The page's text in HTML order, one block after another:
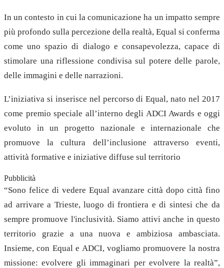
In un contesto in cui la comunicazione ha un impatto sempre
più profondo sulla percezione della realtà, Equal si conferma
come uno spazio di dialogo e consapevolezza, capace di
stimolare una riflessione condivisa sul potere delle parole,
delle immagini e delle narrazioni.
L’iniziativa si inserisce nel percorso di Equal, nato nel 2017
come premio speciale all’interno degli ADCI Awards e oggi
evoluto in un progetto nazionale e internazionale che
promuove la cultura dell’inclusione attraverso eventi,
attività formative e iniziative diffuse sul territorio
Pubblicità
“Sono felice di vedere Equal avanzare città dopo città fino
ad arrivare a Trieste, luogo di frontiera e di sintesi che da
sempre promuove l'inclusività. Siamo attivi anche in questo
territorio grazie a una nuova e ambiziosa ambasciata.
Insieme, con Equal e ADCI, vogliamo promuovere la nostra
missione: evolvere gli immaginari per evolvere la realtà”,